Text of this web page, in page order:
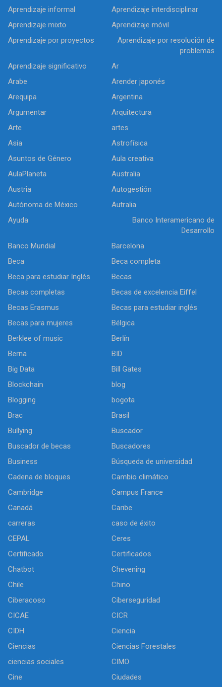
Aprendizaje informal
Aprendizaje interdisciplinar
Aprendizaje mixto
Aprendizaje móvil
Aprendizaje por proyectos
Aprendizaje por resolución de
problemas
Aprendizaje significativo
Ar
Arabe
Arender japonés
Arequipa
Argentina
Argumentar
Arquitectura
Arte
artes
Asia
Astrofísica
Asuntos de Género
Aula creativa
AulaPlaneta
Australia
Austria
Autogestión
Autónoma de México
Autralia
Ayuda
Banco Interamericano de
Desarrollo
Banco Mundial
Barcelona
Beca
Beca completa
Beca para estudiar Inglés
Becas
Becas completas
Becas de excelencia Eiffel
Becas Erasmus
Becas para estudiar inglés
Becas para mujeres
Bélgica
Berklee of music
Berlín
Berna
BID
Big Data
Bill Gates
Blockchain
blog
Blogging
bogota
Brac
Brasil
Bullying
Buscador
Buscador de becas
Buscadores
Business
Búsqueda de universidad
Cadena de bloques
Cambio climático
Cambridge
Campus France
Canadá
Caribe
carreras
caso de éxito
CEPAL
Ceres
Certificado
Certificados
Chatbot
Chevening
Chile
Chino
Ciberacoso
Ciberseguridad
CICAE
CICR
CIDH
Ciencia
Ciencias
Ciencias Forestales
ciencias sociales
CIMO
Cine
Ciudades